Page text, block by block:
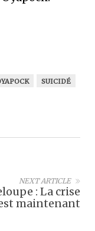
SUICIDÉ
NEXT ARTICLE
: La crise
maintenant